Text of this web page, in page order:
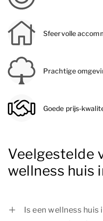
Sfeervolle
Prachtige
Goede prijs-
Veelgestelde
wellness huis
Is een wellness